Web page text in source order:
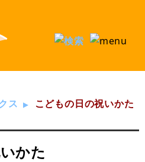
ス こどもの日の祝いかた
かた